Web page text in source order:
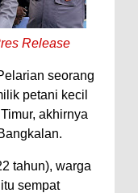
Release
seorang
petani kecil
akhirnya
tahun), warga
sempat